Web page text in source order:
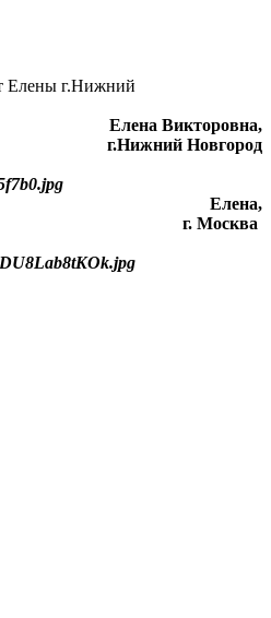
Елена Викторовна,
г.Нижний Новгород
Елена,
г. Москва